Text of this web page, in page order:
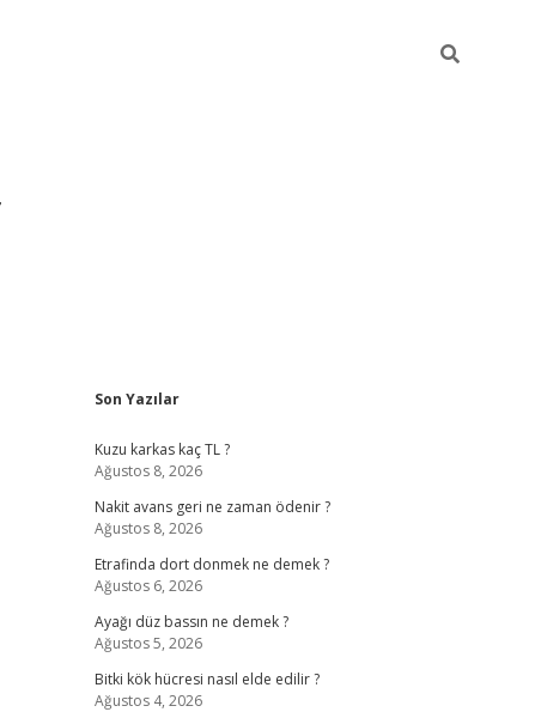
Sidebar
Son Yazılar
Kuzu karkas kaç TL ?
Ağustos 8, 2026
Nakit avans geri ne zaman ödenir ?
Ağustos 8, 2026
Etrafinda dort donmek ne demek ?
Ağustos 6, 2026
Ayağı düz bassın ne demek ?
Ağustos 5, 2026
Bitki kök hücresi nasıl elde edilir ?
Ağustos 4, 2026